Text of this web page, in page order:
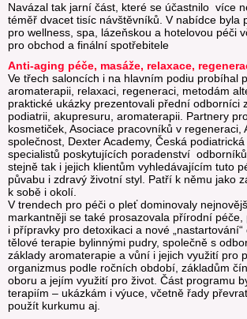
Navázal tak jarní část, které se účastnilo více
téměř dvacet tisíc návštěvníků. V nabídce
pro wellness, spa, lázeňskou a hotelovou péči
pro obchod a finální spotřebitele
Anti-aging péče, masáže, relaxace,
Ve třech saloncích i na hlavním podiu probíhal
aromaterapii, relaxaci, regeneraci, metodám
praktické ukázky prezentovali přední odborníci
podiatrii, akupresuru, aromaterapii. Partnery
kosmetiček, Asociace pracovníků v
společnost, Dexter Academy, Česká
specialistů poskytujících poradenství
stejně tak i jejich klientům vyhledávajícím tuto
půvabu i zdravý životní styl. Patří k němu jako
k sobě i okolí.
V trendech pro péči o pleť dominovaly
markantněji se také prosazovala přírodní
i přípravky pro detoxikaci a nové
tělové terapie bylinnými pudry, společně s
základy aromaterapie a vůní i jejich využití pro
organizmus podle ročních období, základům
oboru a jejím využití pro život. Část programu
terapiím – ukázkám i výuce, včetně řady
použít kurkumu aj.